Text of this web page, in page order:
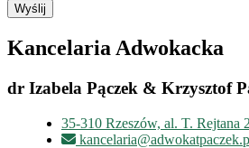
Wyślij
Kancelaria Adwokacka
dr Izabela Pączek & Krzysztof
35-310 Rzeszów, al. T. Rejtana